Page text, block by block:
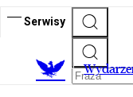
Serwisy